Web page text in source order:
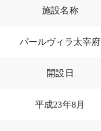
施設名称
パールヴィラ太宰府
開設日
平成23年8月